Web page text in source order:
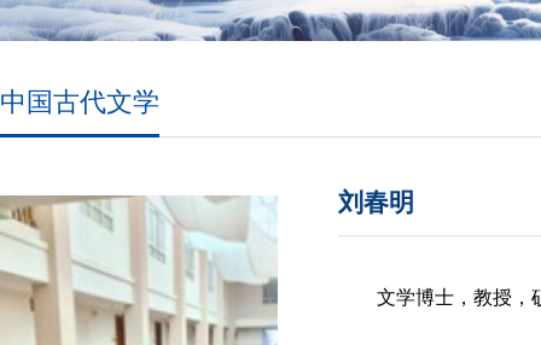
中国古代文学
刘春明
文学博士，教授，